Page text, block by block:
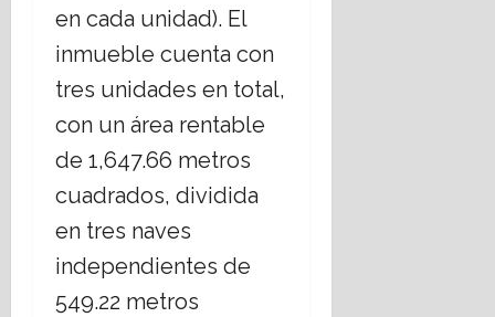
en cada unidad). El
inmueble cuenta con
tres unidades en total,
con un área rentable
de 1,647.66 metros
cuadrados, dividida
en tres naves
independientes de
549.22 metros